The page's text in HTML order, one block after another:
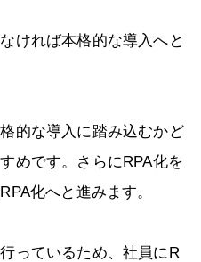
ければ本格的な導入へと
的な導入に踏み込むかど
めです。さらにRPA化を
化へと進みます。
っているため、社員にR